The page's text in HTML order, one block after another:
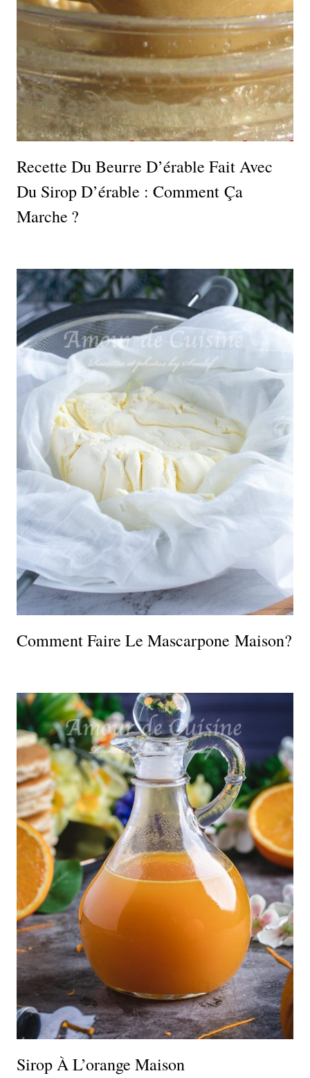
Recette Du Beurre D’érable Fait Avec
Du Sirop D’érable : Comment Ça
Marche ?
Comment Faire Le Mascarpone Maison?
Sirop À L’orange Maison